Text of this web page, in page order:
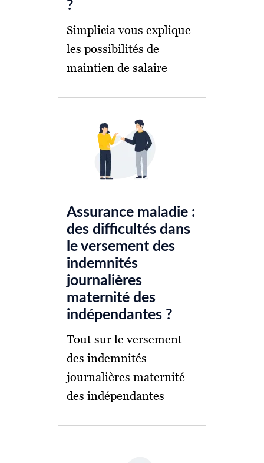
?
Simplicia vous explique
les possibilités de
maintien de salaire
Assurance maladie :
des difficultés dans
le versement des
indemnités
journalières
maternité des
indépendantes ?
Tout sur le versement
des indemnités
journalières maternité
des indépendantes